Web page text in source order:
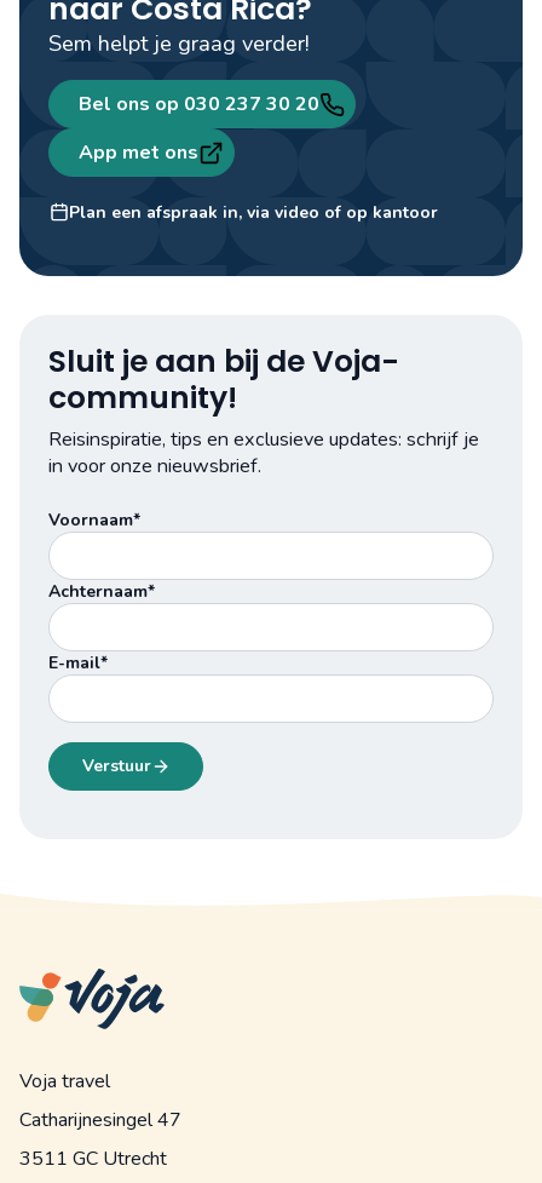
naar Costa Rica?
Sem helpt je graag verder!
Bel ons op 030 237 30 20
App met ons
Plan een afspraak in, via video of op kantoor
Sem
Travel designer
Sluit je aan bij de Voja-
community!
Reisinspiratie, tips en exclusieve updates: schrijf je
in voor onze nieuwsbrief.
Voornaam*
Achternaam*
E-mail*
Verstuur
Voja travel
Catharijnesingel 47
3511 GC Utrecht